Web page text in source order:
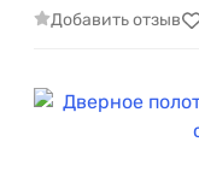
Добавить отзыв